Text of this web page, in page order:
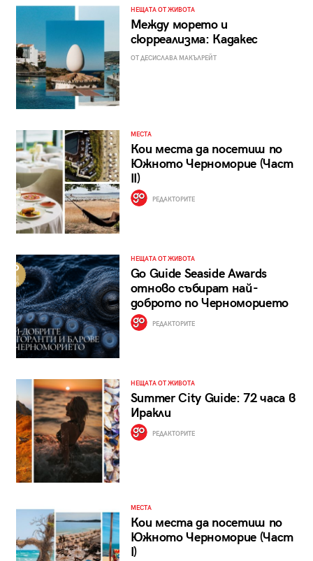
НЕЩАТА ОТ ЖИВОТА
Между морето и
сюрреализма: Кадакес
ОТ ДЕСИСЛАВА МАКЪЛРЕЙТ
МЕСТА
Кои места да посетиш по
Южното Черноморие (Част
II)
РЕДАКТОРИТЕ
НЕЩАТА ОТ ЖИВОТА
Go Guide Seaside Awards
отново събират най-
доброто по Черноморието
РЕДАКТОРИТЕ
НЕЩАТА ОТ ЖИВОТА
Summer City Guide: 72 часа в
Иракли
РЕДАКТОРИТЕ
МЕСТА
Кои места да посетиш по
Южното Черноморие (Част
I)